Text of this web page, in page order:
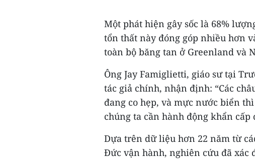
Một phát hiện gây sốc là 68%
tổn thất này đóng góp nhiều hơn
toàn bộ băng tan ở Greenland và
Ông Jay Famiglietti, giáo sư tại
tác giả chính, nhận định: “Các
đang co hẹp, và mực nước biển
chúng ta cần hành động khẩn
Dựa trên dữ liệu hơn 22 năm từ
Đức vận hành, nghiên cứu đã xác